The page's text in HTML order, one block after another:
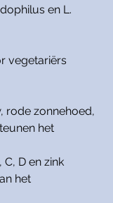
en L.
vegetariërs
rode zonnehoed,
het
C, D en zink
het